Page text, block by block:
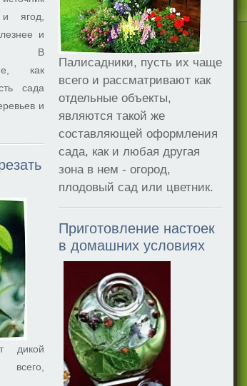
ягод,
и
В
как
сада
и
дикой
всего,
Палисадники, пусть их чаще
всего и рассматривают как
отдельные объекты,
являются такой же
составляющей оформления
сада, как и любая другая
зона в нем - огород,
плодовый сад или цветник.
Приготовление настоек
в домашних условиях